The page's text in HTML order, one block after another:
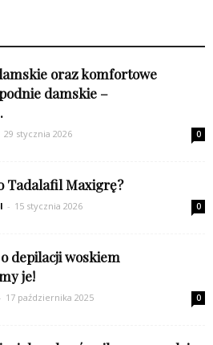
oraz komfortowe
damskie –
29 stycznia 2026 0
Tadalafil Maxigrę?
- 15 stycznia 2026 0
depilacji woskiem
je!
- 17 października 2025 0